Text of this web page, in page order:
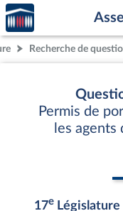
Aller au contenu
Aller en bas de la page
Accèder
à la
page
d'accueilRecherche de
Permis de
les
17e Législature